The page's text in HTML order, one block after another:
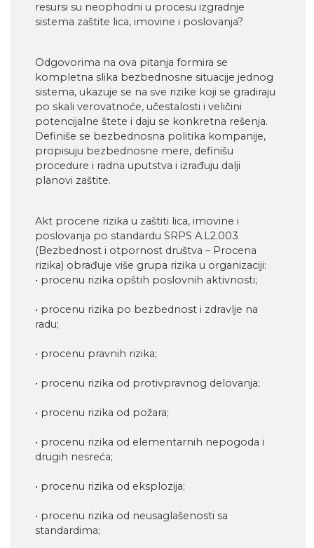
resursi su neophodni u procesu izgradnje
sistema zaštite lica, imovine i poslovanja?
Odgovorima na ova pitanja formira se
kompletna slika bezbednosne situacije jednog
sistema, ukazuje se na sve rizike koji se gradiraju
po skali verovatnoće, učestalosti i veličini
potencijalne štete i daju se konkretna rešenja.
Definiše se bezbednosna politika kompanije,
propisuju bezbednosne mere, definišu
procedure i radna uputstva i izrađuju dalji
planovi zaštite.
Akt procene rizika u zaštiti lica, imovine i
poslovanja po standardu SRPS A.L2.003
(Bezbednost i otpornost društva – Procena
rizika) obrađuje više grupa rizika u organizaciji:
• procenu rizika opštih poslovnih aktivnosti;
• procenu rizika po bezbednost i zdravlje na
radu;
• procenu pravnih rizika;
• procenu rizika od protivpravnog delovanja;
• procenu rizika od požara;
• procenu rizika od elementarnih nepogoda i
drugih nesreća;
• procenu rizika od eksplozija;
• procenu rizika od neusaglašenosti sa
standardima;